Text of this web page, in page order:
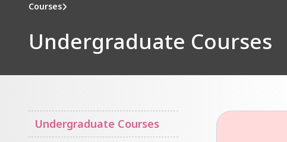
Courses
Undergraduate Courses
Undergraduate Courses